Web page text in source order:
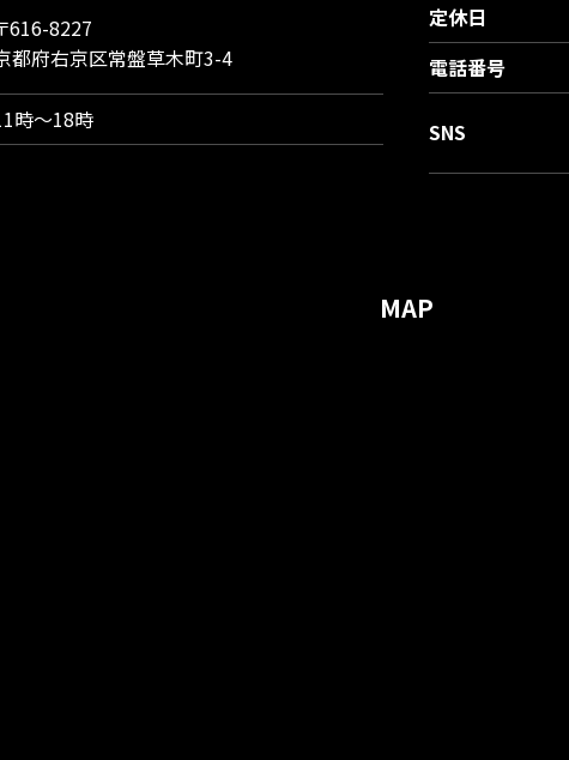
616-8227
都府右京区常盤草木町3-4
時〜18時
定休日
電話番号
SNS
MAP